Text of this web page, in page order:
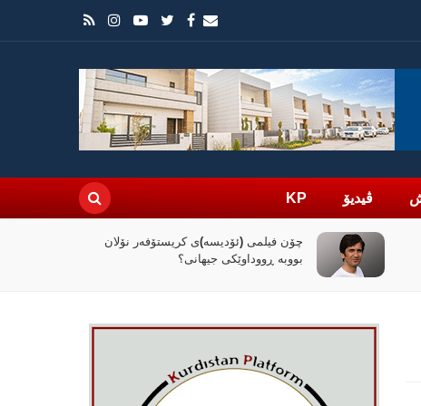
ڤیدیۆ KP
چۆن فیلمی (ئۆدیسە)ی کریستۆفەر نۆلان
بووبە ڕووداوێکی جیهانی؟